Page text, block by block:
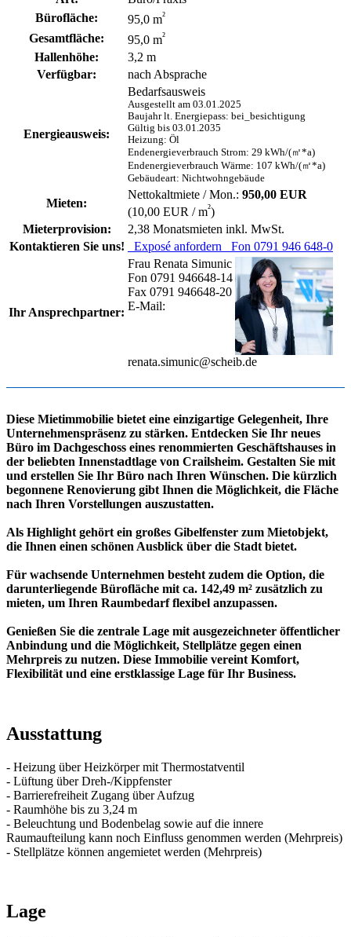
Bürofläche:
95,0 m²
Gesamtfläche: 95,0 m²
Hallenhöhe:
3,2 m
Verfügbar:
nach Absprache
Energieausweis:
Bedarfsausweis
Ausgestellt am 03.01.2025
Baujahr lt. Energiepass: bei_besichtigung
Gültig bis 03.01.2035
Heizung: Öl
Endenergieverbrauch Strom: 29 kWh/(㎡*a)
Endenergieverbrauch Wärme: 107 kWh/(㎡*a)
Gebäudeart: Nichtwohngebäude
Mieten:
Nettokaltmiete / Mon.: 950,00 EUR
(10,00 EUR / m²)
Mieterprovision:
2,38 Monatsmieten inkl. MwSt.
Kontaktieren Sie uns!
Exposé anfordern Fon 0791 946 648-0
Ihr Ansprechpartner:
Frau Renata Simunic
Fon 0791 946648-14
Fax 0791 946648-20
E-Mail:
renata.simunic@scheib.de
Diese Mietimmobilie bietet eine einzigartige Gelegenheit, Ihre
Unternehmenspräsenz zu stärken. Entdecken Sie Ihr neues
Büro im Dachgeschoss eines renommierten Geschäftshauses in
der beliebten Innenstadtlage von Crailsheim. Gestalten Sie mit
und erstellen Sie Ihr Büro nach Ihren Wünschen. Die kürzlich
begonnene Renovierung gibt Ihnen die Möglichkeit, die Fläche
nach Ihren Vorstellungen auszustatten.
Als Highlight gehört ein großes Gibelfenster zum Mietobjekt,
die Ihnen einen schönen Ausblick über die Stadt bietet.
Für wachsende Unternehmen besteht zudem die Option, die
darunterliegende Bürofläche mit ca. 142,49 m² zusätzlich zu
mieten, um Ihren Raumbedarf flexibel anzupassen.
Genießen Sie die zentrale Lage mit ausgezeichneter öffentlicher
Anbindung und die Möglichkeit, Stellplätze gegen einen
Mehrpreis zu nutzen. Diese Immobilie vereint Komfort,
Flexibilität und eine erstklassige Lage für Ihr Business.
Ausstattung
- Heizung über Heizkörper mit Thermostatventil
- Lüftung über Dreh-/Kippfenster
- Barrierefreiheit Zugang über Aufzug
- Raumhöhe bis zu 3,24 m
- Beleuchtung und Bodenbelag sowie auf die innere
Raumaufteilung kann noch Einfluss genommen werden (Mehrpreis)
- Stellplätze können angemietet werden (Mehrpreis)
Lage